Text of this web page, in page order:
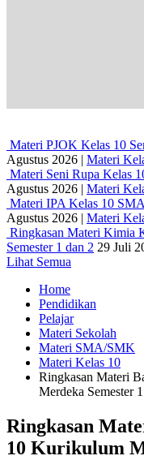
Materi PJOK Kelas 10
Agustus 2026 | Materi
Materi Seni Rupa Kelas
Agustus 2026 | Materi
Materi IPA Kelas 10
Agustus 2026 | Materi
Ringkasan Materi Kimia
Semester 1 dan 2 29 Juli
Lihat Semua
Home
Pendidikan
Pelajar
Materi Sekolah
Materi SMA/SMK
Materi Kelas 10
Ringkasan Materi
Merdeka Semester
Ringkasan
10 Kurikulum